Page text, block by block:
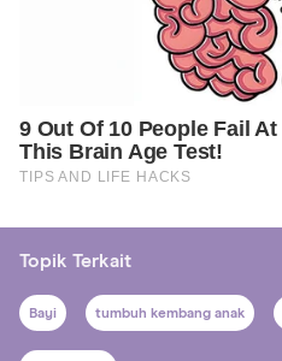
Topik Terkait
Bayi tumbuh kembang anak